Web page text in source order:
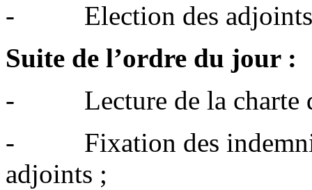
- Election des adjoints
Suite de l’ordre du jour :
- Lecture de la charte
- Fixation des
adjoints ;